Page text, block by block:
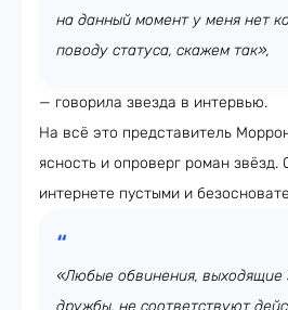
на данный момент у меня нет
поводу статуса, скажем так»,
— говорила звезда в интервью.
На всё это представитель
ясность и опроверг роман
интернете пустыми и
«Любые обвинения, выходящие
дружбы, не соответствуют